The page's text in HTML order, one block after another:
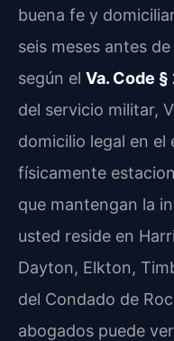
buena fe y
seis meses antes
según el Va. Code
del servicio militar,
domicilio legal en el
físicamente
que mantengan la
usted reside en
Dayton, Elkton,
del Condado de
abogados puede